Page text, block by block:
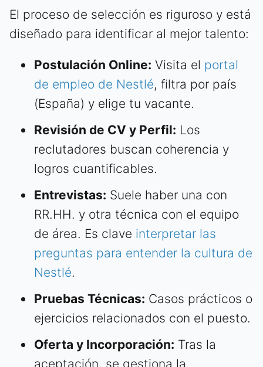
El proceso de selección es riguroso y está
diseñado para identificar al mejor talento:
Postulación Online: Visita el portal
de empleo de Nestlé, filtra por país
(España) y elige tu vacante.
Revisión de CV y Perfil: Los
reclutadores buscan coherencia y
logros cuantificables.
Entrevistas: Suele haber una con
RR.HH. y otra técnica con el equipo
de área. Es clave interpretar las
preguntas para entender la cultura de
Nestlé.
Pruebas Técnicas: Casos prácticos o
ejercicios relacionados con el puesto.
Oferta y Incorporación: Tras la
aceptación, se gestiona la